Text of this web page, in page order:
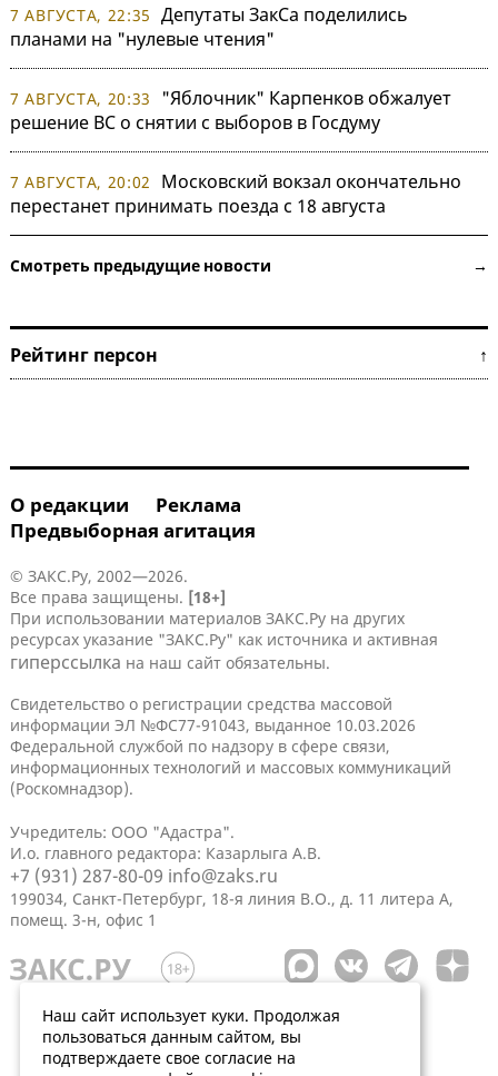
7 АВГУСТА, 22:35 Депутаты ЗакСа поделились
планами на "нулевые чтения"
7 АВГУСТА, 20:33
"Яблочник" Карпенков обжалует
решение ВС о снятии с выборов в Госдуму
7 АВГУСТА, 20:02
Московский вокзал окончательно
перестанет принимать поезда с 18 августа
Смотреть предыдущие новости →
Рейтинг персон ↑
О редакции
Реклама
Предвыборная агитация
© ЗАКС.Ру, 2002—2026.
Все права защищены. [18+]
При использовании материалов ЗАКС.Ру на других
ресурсах указание "ЗАКС.Ру" как источника и активная
гиперссылка на наш сайт обязательны.
Свидетельство о регистрации средства массовой
информации ЭЛ №ФС77-91043, выданное 10.03.2026
Федеральной службой по надзору в сфере связи,
информационных технологий и массовых коммуникаций
(Роскомнадзор).
Учредитель: ООО "Адастра".
И.о. главного редактора: Казарлыга А.В.
+7 (931) 287-80-09 info@zaks.ru
199034, Санкт-Петербург, 18-я линия В.О., д. 11 литера А,
помещ. 3-н, офис 1
Наш сайт использует куки. Продолжая
пользоваться данным сайтом, вы
подтверждаете свое согласие на